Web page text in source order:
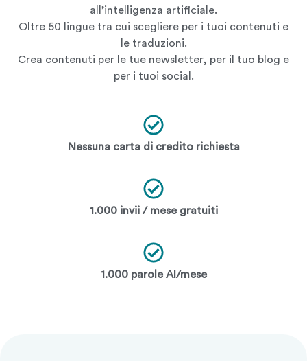
all’intelligenza artificiale.
Oltre 50 lingue tra cui scegliere per i tuoi contenuti e
le traduzioni.
Crea contenuti per le tue newsletter, per il tuo blog e
per i tuoi social.
Nessuna carta di credito richiesta
1.000 invii / mese gratuiti
1.000 parole AI/mese